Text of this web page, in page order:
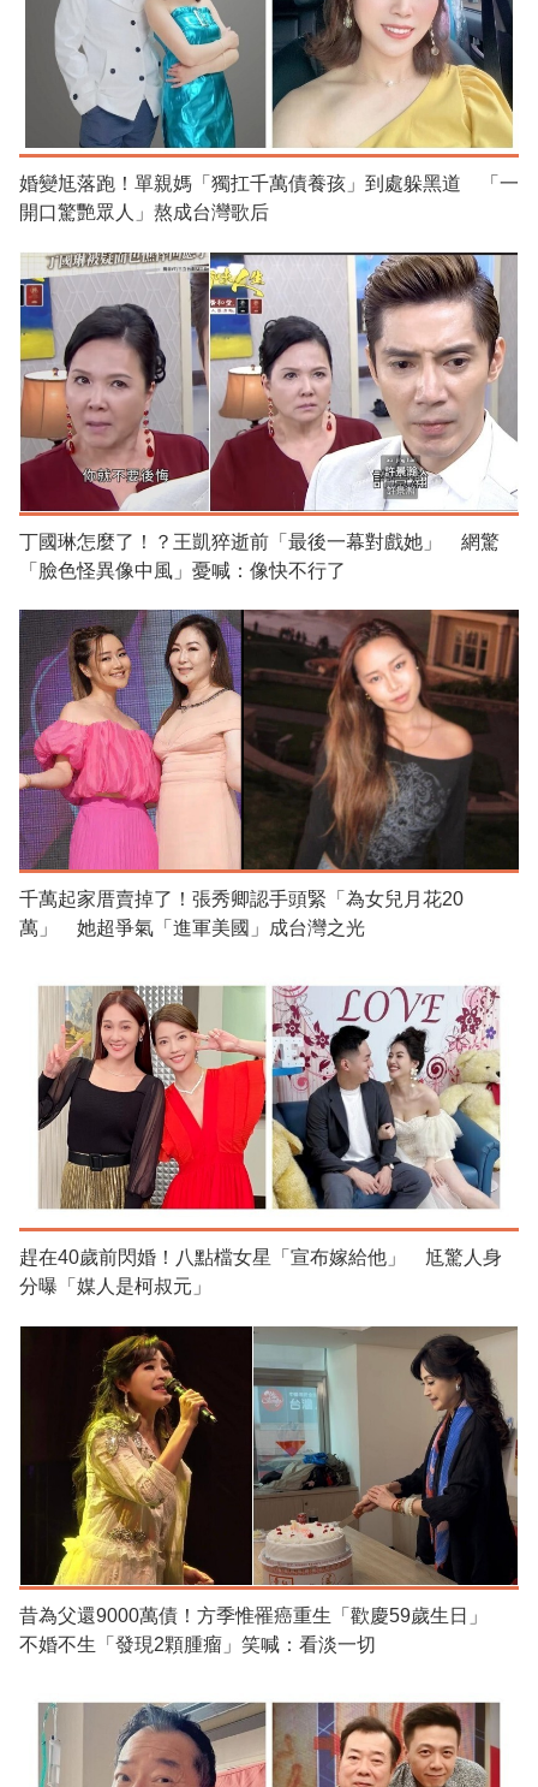
婚變尪落跑！單親媽「獨扛千萬債養孩」到處躲黑道 「一
開口驚艷眾人」熬成台灣歌后
丁國琳怎麼了！？王凱猝逝前「最後一幕對戲她」 網驚
「臉色怪異像中風」憂喊：像快不行了
千萬起家厝賣掉了！張秀卿認手頭緊「為女兒月花20
萬」 她超爭氣「進軍美國」成台灣之光
趕在40歲前閃婚！八點檔女星「宣布嫁給他」 尪驚人身
分曝「媒人是柯叔元」
昔為父還9000萬債！方季惟罹癌重生「歡慶59歲生日」
不婚不生「發現2顆腫瘤」笑喊：看淡一切